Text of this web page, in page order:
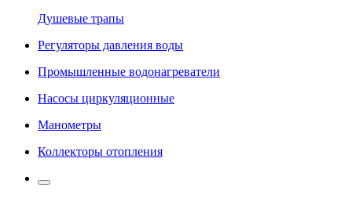
Душевые трапы
Регуляторы давления воды
Промышленные водонагреватели
Насосы циркуляционные
Манометры
Коллекторы отопления